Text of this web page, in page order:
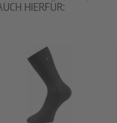
HIERFÜR: